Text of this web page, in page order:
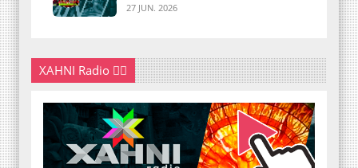
27 JUN. 2026
XAHNI Radio 👇🏽